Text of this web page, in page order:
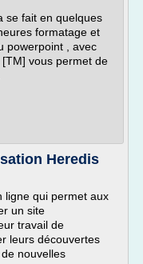
se fait en quelques
formatage et
powerpoint , avec
vous permet de
Heredis
ligne qui permet aux
un site
travail de
leurs découvertes
nouvelles